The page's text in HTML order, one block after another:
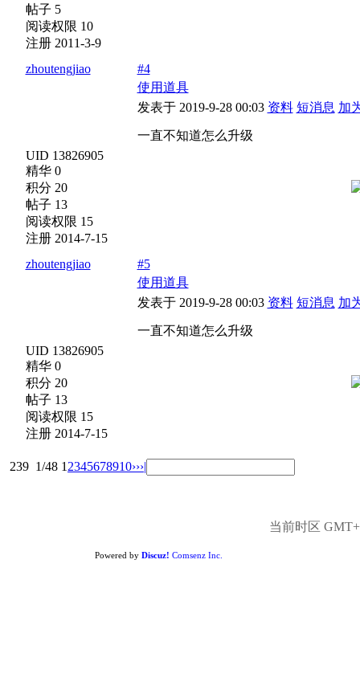
帖子 5
阅读权限 10
注册 2011-3-9
zhoutengjiao
UID 13826905
精华 0
积分 20
帖子 13
阅读权限 15
注册 2014-7-15
#4
使用道具
发表于 2019-9-28 00:03 资料 短消息 加
一直不知道怎么升级
zhoutengjiao
UID 13826905
精华 0
积分 20
帖子 13
阅读权限 15
注册 2014-7-15
#5
使用道具
发表于 2019-9-28 00:03 资料 短消息 加
一直不知道怎么升级
239 1/48 1 2345678910›››|
当前时区
Powered by Discuz! Comsenz Inc.